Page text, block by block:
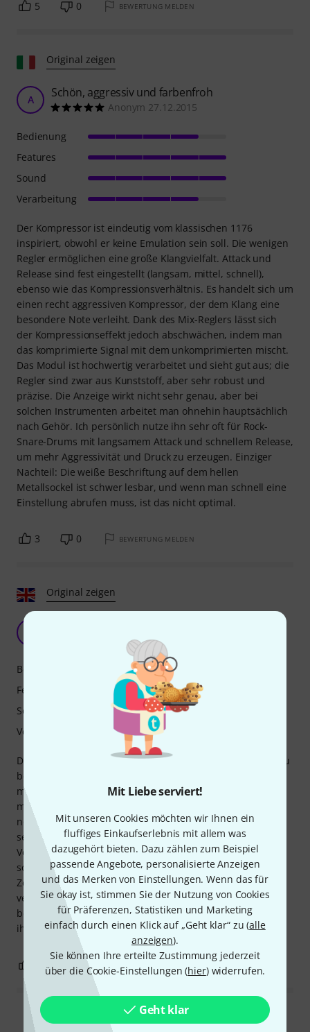
Mit Liebe serviert!
Mit unseren Cookies möchten wir Ihnen ein
fluffiges Einkaufserlebnis mit allem was
dazugehört bieten. Dazu zählen zum Beispiel
passende Angebote, personalisierte Anzeigen
und das Merken von Einstellungen. Wenn das für
Sie okay ist, stimmen Sie der Nutzung von Cookies
für Präferenzen, Statistiken und Marketing
einfach durch einen Klick auf „Geht klar“ zu (alle
anzeigen).
Sie können Ihre erteilte Zustimmung jederzeit
über die Cookie-Einstellungen (hier) widerrufen.
Geht klar
5 0 BEWERTUNG MELDEN
Original zeigen
A Schön, aggressiv und farbenfroh
Anonym 27.12.2015
Der Kompressor ist eindeutig vom klassischen 1176
inspiriert, obwohl er keine Emulation sein soll. Die wenigen
Regler ermöglichen eine große Klangvielfalt. Attack und
Release sind fest eingestellt (langsam, mittel, schnell),
ebenso wie das Kompressionsverhältnis. Es handelt sich um
einen recht aggressiven Kompressor, der dem Klang eine
besondere Note verleiht. Dank des Mix-Reglers lässt sich
der Kompressionseffekt jedoch abschwächen, indem man
das komprimierte Signal mit dem unkomprimierten mischt.
Das Modul ist hochwertig verarbeitet und sieht gut aus; die
Regler sind zwar aus Kunststoff, aber sehr robust und
präzise. Die Anzeige wirkt nicht sehr genau, aber bei
solchen Instrumenten arbeitet man ohnehin hauptsächlich
nach Gehör. Ich persönlich nutze ihn sehr oft für Rock-
Snare-Drums mit langsamem Attack und schnellem Release,
um mehr Aggressivität und Druck zu erzeugen. Einziger
Nachteil: Die weiße Beschriftung auf dem hellen
Metallsockel ist schwer lesbar, und wenn man schnell eine
Einstellung abrufen muss, ist das nicht optimal.
Bedienung
Features
Sound
Verarbeitung
3 0 BEWERTUNG MELDEN
Original zeigen
Anonym 03.08.2014
Dies ist ein sehr schöner Kompressor, er ist sehr einfach zu
bedienen und klingt sehr gut. Das einzig Ärgerliche für
mich sind die Verhältnisse 4:1, 12:1 und 100:1, was für
meinen Verwendungszweck etwas zu drastisch ist, und
normalerweise verwende ich nur 4:1, aber das ist nur eine
sehr kleine Beschwerde, die mich selten stört. Die
Verarbeitungsqualität ist seit ich ihn habe sehr gut, ein
solides Teil, bisher ist nichts abgefallen! (Immer ein gutes
Zeichen). Ich habe nicht wirklich viel, womit ich ihn
vergleichen könnte, also kann ich nicht sagen, dass er
besser/schlechter klingt als alles andere, aber ich würde
ihn auf jeden Fall empfehlen!
Bedienung
Features
Sound
Verarbeitung
1
Alle Bewertungen lesen